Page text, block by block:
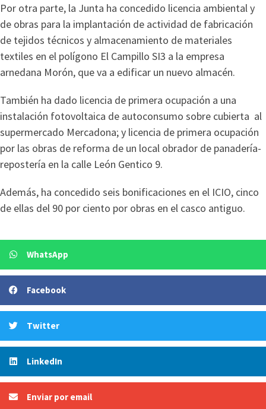
Por otra parte, la Junta ha concedido licencia ambiental y
de obras para la implantación de actividad de fabricación
de tejidos técnicos y almacenamiento de materiales
textiles en el polígono El Campillo SI3 a la empresa
arnedana Morón, que va a edificar un nuevo almacén.
También ha dado licencia de primera ocupación a una
instalación fotovoltaica de autoconsumo sobre cubierta al
supermercado Mercadona; y licencia de primera ocupación
por las obras de reforma de un local obrador de panadería-
repostería en la calle León Gentico 9.
Además, ha concedido seis bonificaciones en el ICIO, cinco
de ellas del 90 por ciento por obras en el casco antiguo.
WhatsApp
Facebook
Twitter
LinkedIn
Enviar por email